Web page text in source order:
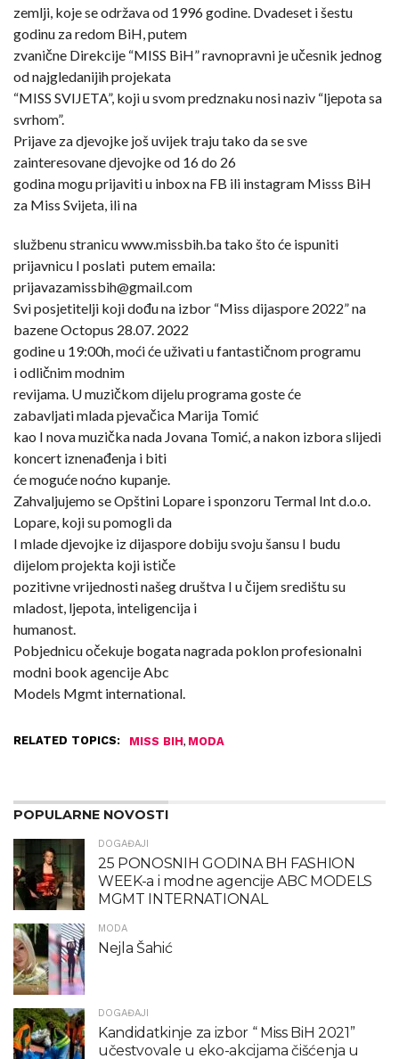
zemlji, koje se održava od 1996 godine. Dvadeset i šestu
godinu za redom BiH, putem
zvanične Direkcije “MISS BiH” ravnopravni je učesnik jednog
od najgledanijih projekata
“MISS SVIJETA”, koji u svom predznaku nosi naziv “ljepota sa
svrhom”.
Prijave za djevojke još uvijek traju tako da se sve
zainteresovane djevojke od 16 do 26
godina mogu prijaviti u inbox na FB ili instagram Misss BiH
za Miss Svijeta, ili na
službenu stranicu www.missbih.ba tako što će ispuniti
prijavnicu I poslati putem emaila:
prijavazamissbih@gmail.com
Svi posjetitelji koji dođu na izbor “Miss dijaspore 2022” na
bazene Octopus 28.07. 2022
godine u 19:00h, moći će uživati u fantastičnom programu
i odličnim modnim
revijama. U muzičkom dijelu programa goste će
zabavljati mlada pjevačica Marija Tomić
kao I nova muzička nada Jovana Tomić, a nakon izbora slijedi
koncert iznenađenja i biti
će moguće noćno kupanje.
Zahvaljujemo se Opštini Lopare i sponzoru Termal Int d.o.o.
Lopare, koji su pomogli da
I mlade djevojke iz dijaspore dobiju svoju šansu I budu
dijelom projekta koji ističe
pozitivne vrijednosti našeg društva I u čijem središtu su
mladost, ljepota, inteligencija i
humanost.
Pobjednicu očekuje bogata nagrada poklon profesionalni
modni book agencije Abc
Models Mgmt international.
RELATED TOPICS: MISS BIH, MODA
POPULARNE NOVOSTI
DOGAĐAJI
25 PONOSNIH GODINA BH FASHION
WEEK-a i modne agencije ABC MODELS
MGMT INTERNATIONAL
MODA
Nejla Šahić
DOGAĐAJI
Kandidatkinje za izbor “ Miss BiH 2021”
učestvovale u eko-akcijama čišćenja u